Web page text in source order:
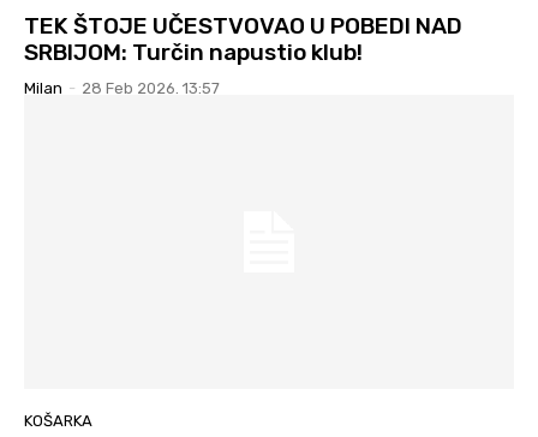
TEK ŠTOJE UČESTVOVAO U POBEDI NAD
SRBIJOM: Turčin napustio klub!
Milan - 28 Feb 2026. 13:57
KOŠARKA